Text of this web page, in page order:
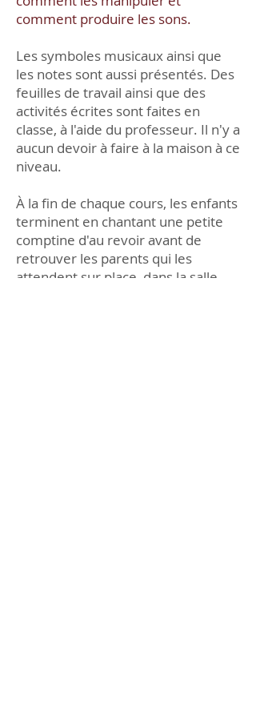
comment produire les sons.
Les symboles musicaux ainsi que
les notes sont aussi présentés. Des
feuilles de travail ainsi que des
activités écrites sont faites en
classe, à l'aide du professeur. Il n'y a
aucun devoir à faire à la maison à ce
niveau.
À la fin de chaque cours, les enfants
terminent en chantant une petite
comptine d'au revoir avant de
retrouver les parents qui les
attendent sur place, dans la salle